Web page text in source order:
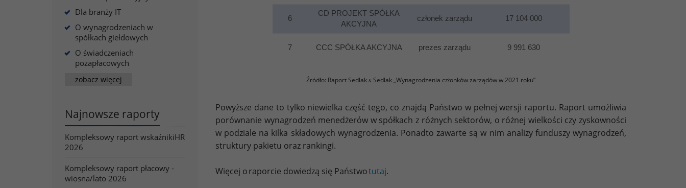
Dla branży IT
O wynagrodzeniach w
spółkach giełdowych
O świadczeniach
pozapłacowych
zobacz więcej
Najnowsze raporty
Kompleksowy raport wskaźnikiHR
2026
Kompleksowy raport płacowy -
wiosna/lato 2026
6
CD PROJEKT SPÓŁKA
AKCYJNA
członek zarządu 17 104 000
7 CCC SPÓŁKA AKCYJNA prezes zarządu 9 991 630
Źródło: Raport Sedlak & Sedlak „Wynagrodzenia członków zarządów w 2021 roku”
Powyższe dane to tylko niewielka część tego, co znajdą Państwo w pełnej wersji raportu. Raport umożliwia
porównanie wynagrodzeń menedżerów w spółkach z różnych sektorów, o różnej wielkości czy zyskowności
w podziale na kilka składowych wynagrodzenia. Ponadto zawarte są w nim analizy funduszy wynagrodzeń,
struktury pakietu oraz rankingi.
Więcej o raporcie dowiedzą się Państwotutaj.